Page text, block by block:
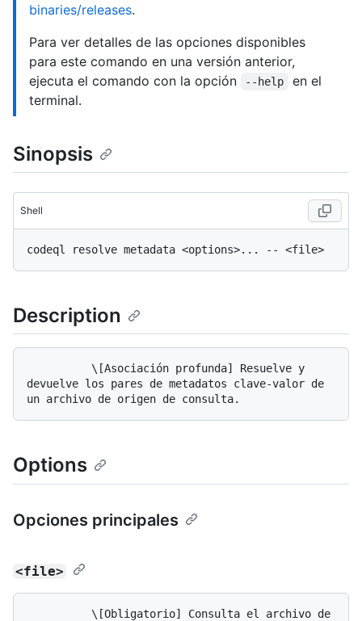
binaries/releases.
Para ver detalles de las opciones disponibles
para este comando en una versión anterior,
ejecuta el comando con la opción
--help
en el
terminal.
Sinopsis
Shell
Description
devuelve los pares de metadatos clave-valor de
Options
Opciones principales
<file>